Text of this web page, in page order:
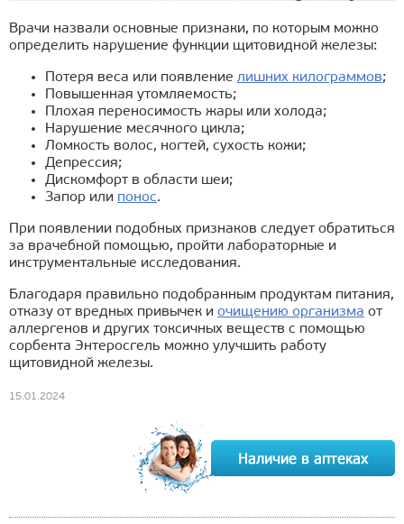
Врачи назвали основные признаки, по которым можно
определить нарушение функции щитовидной железы:
Потеря веса или появление лишних килограммов;
Повышенная утомляемость;
Плохая переносимость жары или холода;
Нарушение месячного цикла;
Ломкость волос, ногтей, сухость кожи;
Депрессия;
Дискомфорт в области шеи;
Запор или понос.
При появлении подобных признаков следует обратиться
за врачебной помощью, пройти лабораторные и
инструментальные исследования.
Благодаря правильно подобранным продуктам питания,
отказу от вредных привычек и очищению организма от
аллергенов и других токсичных веществ с помощью
сорбента Энтеросгель можно улучшить работу
щитовидной железы.
15.01.2024